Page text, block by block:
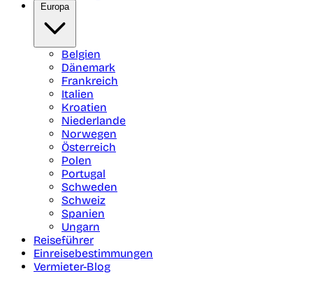
Europa
Belgien
Dänemark
Frankreich
Italien
Kroatien
Niederlande
Norwegen
Österreich
Polen
Portugal
Schweden
Schweiz
Spanien
Ungarn
Reiseführer
Einreisebestimmungen
Vermieter-Blog